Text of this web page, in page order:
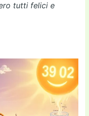
tutti felici e